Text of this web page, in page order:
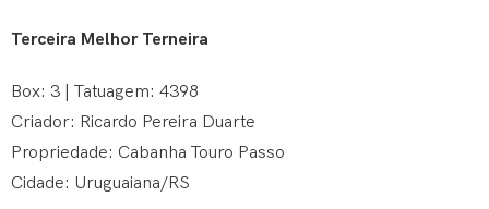
Terceira Melhor Terneira
Box: 3 | Tatuagem: 4398
Criador: Ricardo Pereira Duarte
Propriedade: Cabanha Touro Passo
Cidade: Uruguaiana/RS